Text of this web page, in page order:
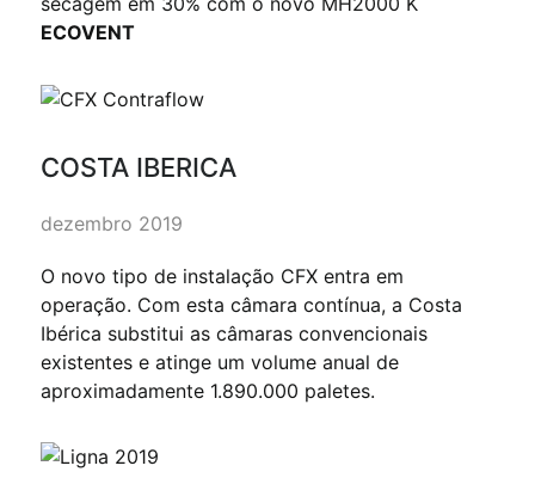
ECOVENT
COSTA IBERICA
dezembro 2019
O novo tipo de instalação CFX entra em
operação. Com esta câmara contínua, a Costa
Ibérica substitui as câmaras convencionais
existentes e atinge um volume anual de
aproximadamente 1.890.000 paletes.